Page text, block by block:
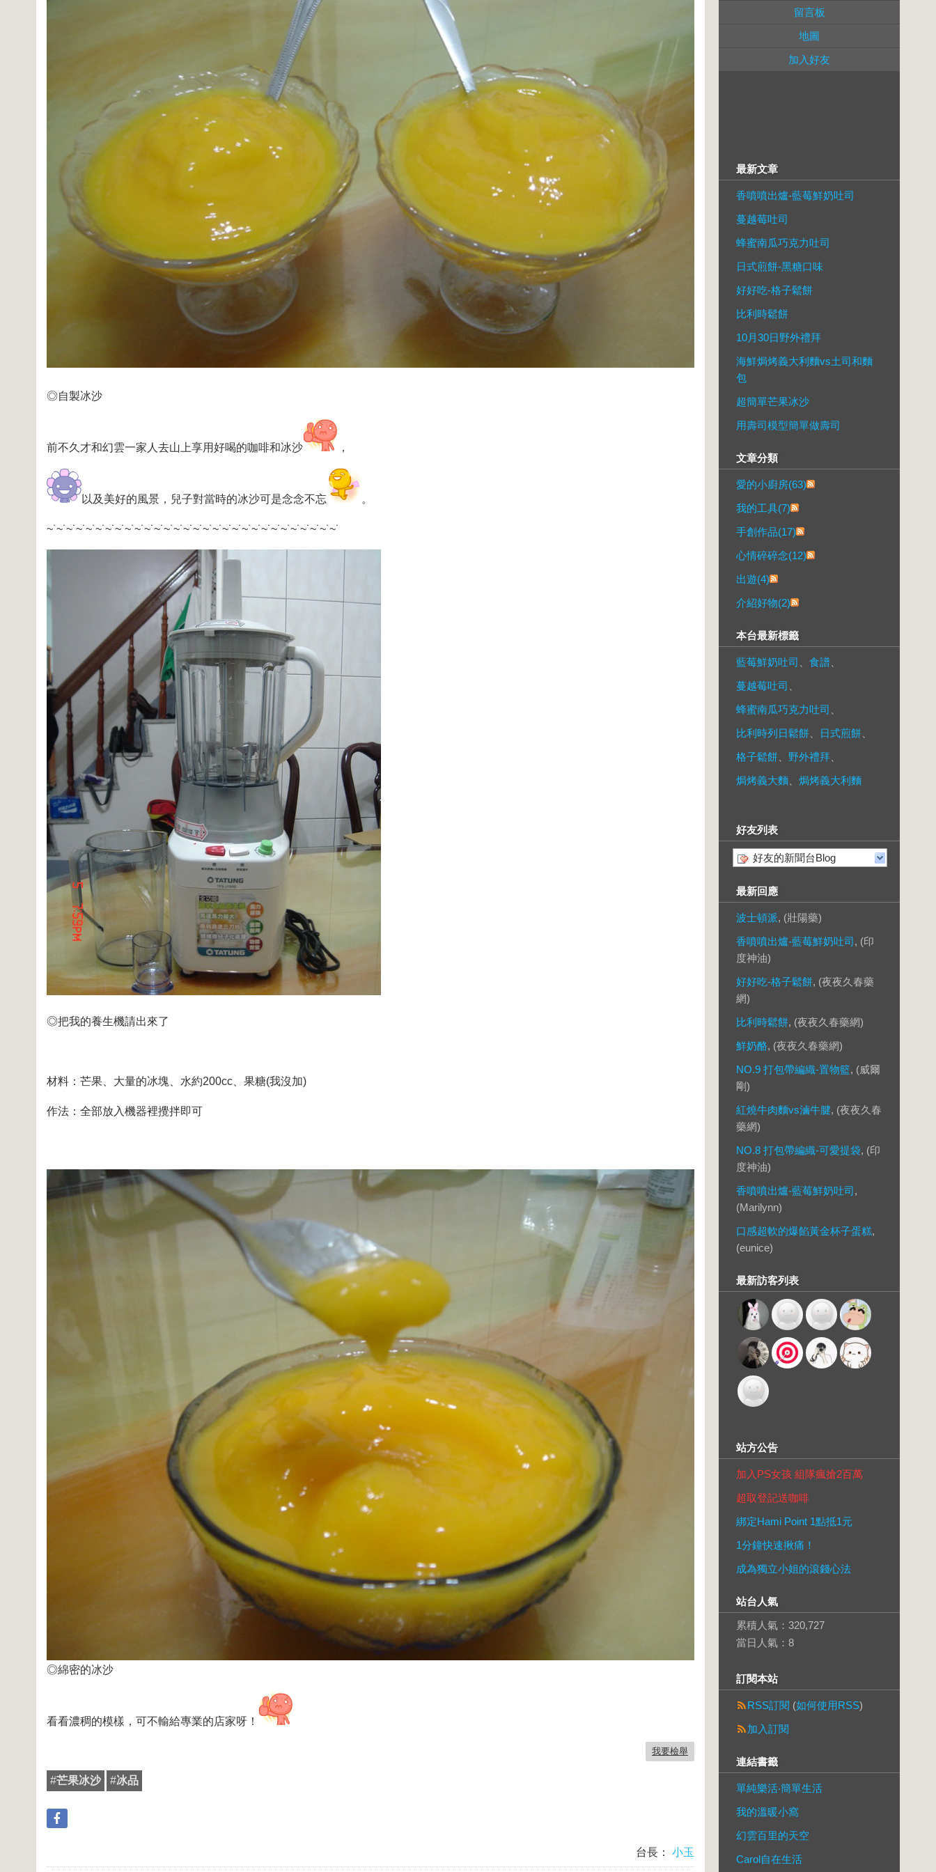
◎自製冰沙
前不久才和幻雲一家人去山上享用好喝的咖啡和冰沙 ，
以及美好的風景，兒子對當時的冰沙可是念念不忘 。
~˙~˙~˙~˙~˙~˙~˙~˙~˙~˙~˙~˙~˙~˙~˙~˙~˙~˙~˙~˙~˙~˙~˙~˙~˙~˙~˙~˙~˙~˙
◎把我的養生機請出來了
材料：芒果、大量的冰塊、水約200cc、果糖(我沒加)
作法：全部放入機器裡攪拌即可
◎綿密的冰沙
看看濃稠的模樣，可不輸給專業的店家呀！
我要檢舉
#芒果冰沙 #冰品
台長： 小玉
留言板
地圖
加入好友
最新文章
香噴噴出爐-藍莓鮮奶吐司
蔓越莓吐司
蜂蜜南瓜巧克力吐司
日式煎餅-黑糖口味
好好吃-格子鬆餅
比利時鬆餅
10月30日野外禮拜
海鮮焗烤義大利麵vs土司和麵
包
超簡單芒果冰沙
用壽司模型簡單做壽司
文章分類
愛的小廚房(63)
我的工具(7)
手創作品(17)
心情碎碎念(12)
出遊(4)
介紹好物(2)
本台最新標籤
藍莓鮮奶吐司 食譜
蔓越莓吐司
蜂蜜南瓜巧克力吐司
比利時列日鬆餅
日式煎餅
格子鬆餅
野外禮拜
焗烤義大麵
焗烤義大利麵
好友列表
好友的新聞台Blog
最新回應
波士頓派, (壯陽藥)
香噴噴出爐-藍莓鮮奶吐司, (印
度神油)
好好吃-格子鬆餅, (夜夜久春藥
網)
比利時鬆餅, (夜夜久春藥網)
鮮奶酪, (夜夜久春藥網)
NO.9 打包帶編織-置物籃, (威爾
剛)
紅燒牛肉麵vs滷牛腱, (夜夜久春
藥網)
NO.8 打包帶編織-可愛提袋, (印
度神油)
香噴噴出爐-藍莓鮮奶吐司,
(Marilynn)
口感超軟的爆餡黃金杯子蛋糕,
(eunice)
最新訪客列表
站方公告
加入PS女孩 組隊瘋搶2百萬
超取登記送咖啡
綁定Hami Point 1點抵1元
1分鐘快速揪痛！
成為獨立小姐的滾錢心法
站台人氣
累積人氣： 320,727
當日人氣： 8
訂閱本站
RSS訂閱 (如何使用RSS)
加入訂閱
連結書籤
單純樂活‧簡單生活
我的溫暖小窩
幻雲百里的天空
Carol自在生活